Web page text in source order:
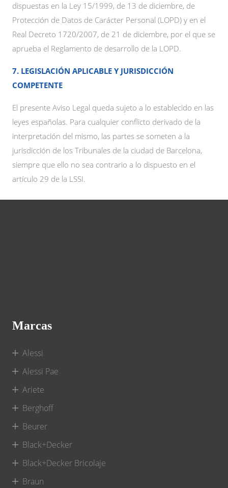
dispuestas en la Ley 15/1999, de 13 de diciembre, de
Protección de Datos de Carácter Personal (LOPD) y en el
Real Decreto 1720/2007, de 21 de diciembre, por el que se
aprueba el Reglamento de desarrollo de la LOPD.
7. LEGISLACIÓN APLICABLE Y JURISDICCIÓN
COMPETENTE
El presente Aviso Legal queda sujeto a lo establecido en las
leyes españolas. Para cualquier conflicto derivado de la
interpretación del mismo, las partes se someten a la
jurisdicción de los Tribunales de la ciudad de Barcelona,
siempre que ello no sea contrario a lo dispuesto en el
artículo 29 de la LSSI.
Marcas
Alessi
Alessi Pae
Ariete
Berghoff
Beurer
Black+Decker
Black+Decker Bricolaje
Braun